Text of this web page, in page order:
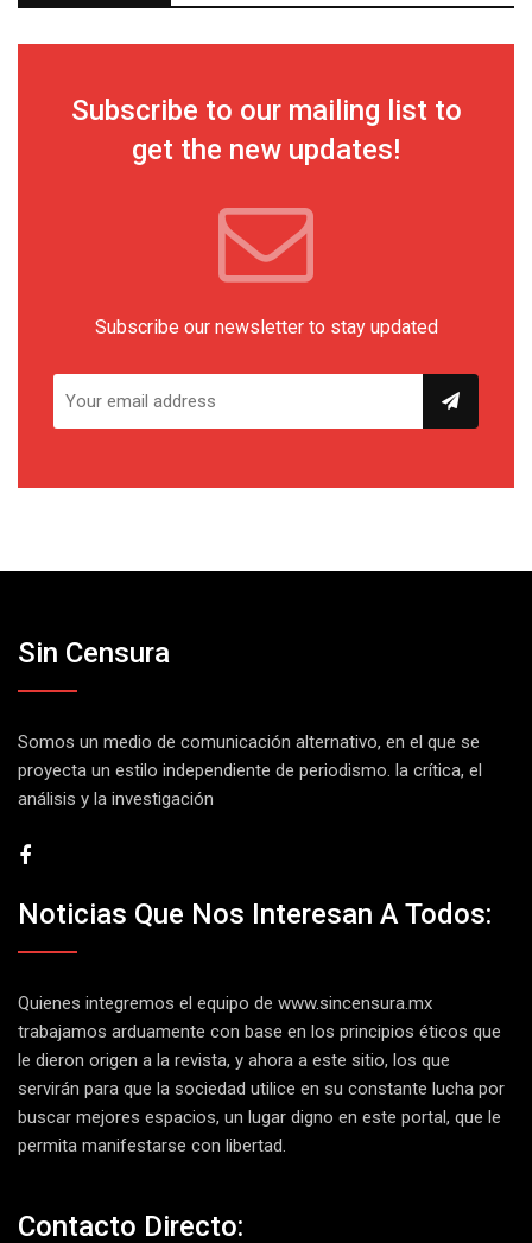
Subscribe to our mailing list to
get the new updates!
Subscribe our newsletter to stay updated
Sin Censura
Somos un medio de comunicación alternativo, en el que se
proyecta un estilo independiente de periodismo. la crítica, el
análisis y la investigación
Noticias Que Nos Interesan A Todos:
Quienes integremos el equipo de www.sincensura.mx
trabajamos arduamente con base en los principios éticos que
le dieron origen a la revista, y ahora a este sitio, los que
servirán para que la sociedad utilice en su constante lucha por
buscar mejores espacios, un lugar digno en este portal, que le
permita manifestarse con libertad.
Contacto Directo: